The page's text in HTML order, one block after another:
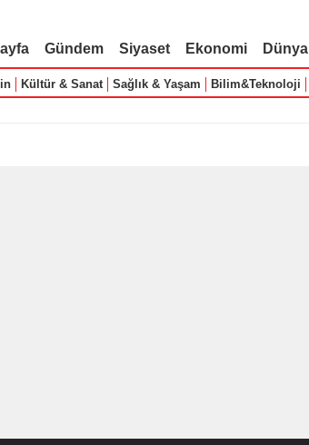
Gündem Siyaset Ekonomi Dünya
Kültür & Sanat Sağlık & Yaşam Bilim&Teknoloji